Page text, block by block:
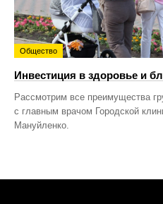
Общество
Инвестиция в здоровье и
Рассмотрим все преимущества
с главным врачом Городской
Мануйленко.